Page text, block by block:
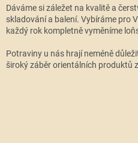
Dáváme si záležet na kvalitě a
skladování a balení. Vybíráme pro
každý rok kompletně vyměníme
Potraviny u nás hrají neméně
široký záběr orientálních produktů